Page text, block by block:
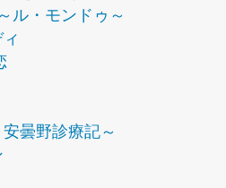
ル・モンドゥ～
曇野診療記～